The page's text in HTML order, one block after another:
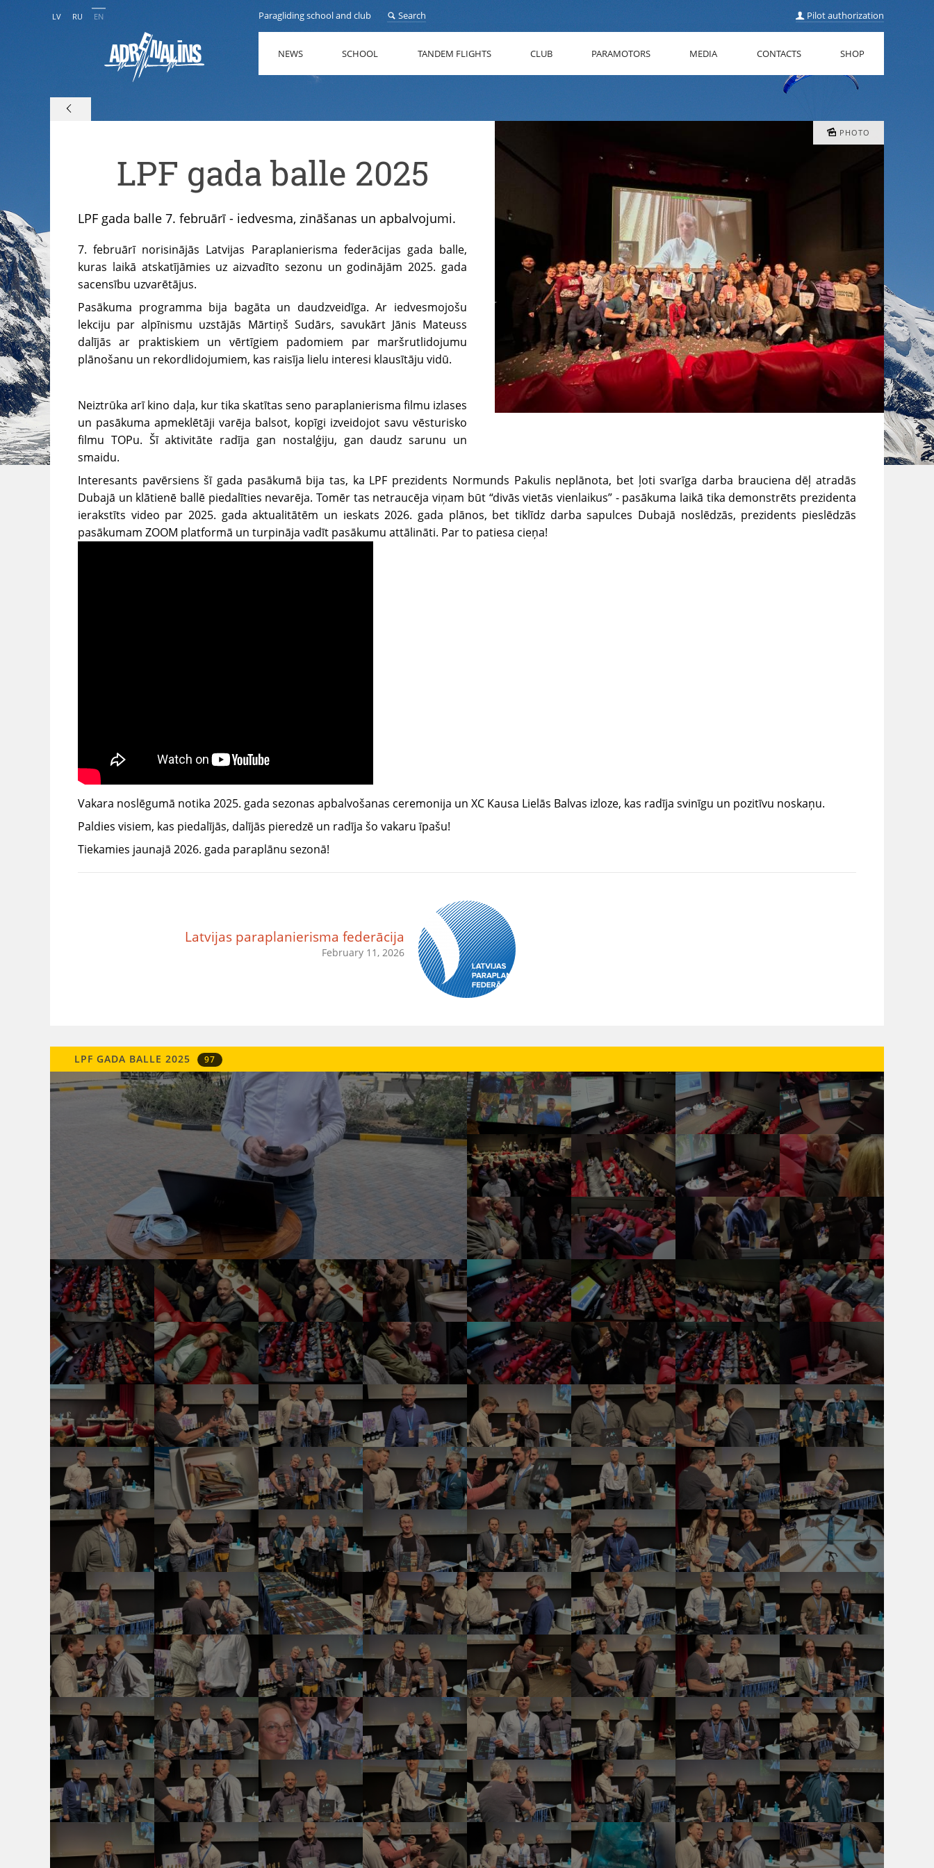
LV RU EN Paragliding school and club Search Pilot authorization
NEWS SCHOOL TANDEM FLIGHTS CLUB PARAMOTORS MEDIA CONTACTS SHOP
PHOTO
LPF gada balle 2025
LPF gada balle 7. februārī - iedvesma, zināšanas un apbalvojumi.
7. februārī norisinājās Latvijas Paraplanierisma federācijas gada balle,
kuras laikā atskatījāmies uz aizvadīto sezonu un godinājām 2025. gada
sacensību uzvarētājus.
Pasākuma programma bija bagāta un daudzveidīga. Ar iedvesmojošu
lekciju par alpīnismu uzstājās Mārtiņš Sudārs, savukārt Jānis Mateuss
dalījās ar praktiskiem un vērtīgiem padomiem par maršrutlidojumu
plānošanu un rekordlidojumiem, kas raisīja lielu interesi klausītāju vidū.
Neiztrūka arī kino daļa, kur tika skatītas seno paraplanierisma filmu izlases
un pasākuma apmeklētāji varēja balsot, kopīgi izveidojot savu vēsturisko
filmu TOPu. Šī aktivitāte radīja gan nostalģiju, gan daudz sarunu un
smaidu.
Interesants pavērsiens šī gada pasākumā bija tas, ka LPF prezidents Normunds Pakulis neplānota, bet ļoti svarīga darba brauciena dēļ atradās
Dubajā un klātienē ballē piedalīties nevarēja. Tomēr tas netraucēja viņam būt “divās vietās vienlaikus” - pasākuma laikā tika demonstrēts prezidenta
ierakstīts video par 2025. gada aktualitātēm un ieskats 2026. gada plānos, bet tiklīdz darba sapulces Dubajā noslēdzās, prezidents pieslēdzās
pasākumam ZOOM platformā un turpināja vadīt pasākumu attālināti. Par to patiesa cieņa!
Vakara noslēgumā notika 2025. gada sezonas apbalvošanas ceremonija un XC Kausa Lielās Balvas izloze, kas radīja svinīgu un pozitīvu noskaņu.
Paldies visiem, kas piedalījās, dalījās pieredzē un radīja šo vakaru īpašu!
Tiekamies jaunajā 2026. gada paraplānu sezonā!
Latvijas paraplanierisma federācija
February 11, 2026
LPF GADA BALLE 2025 97